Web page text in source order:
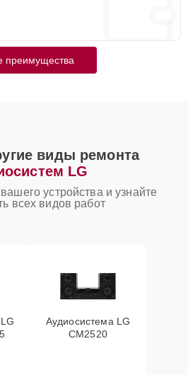
преимущества
виды ремонта
LG
устройства и узнайте
всех видов работ
Аудиосистема LG
CM2520